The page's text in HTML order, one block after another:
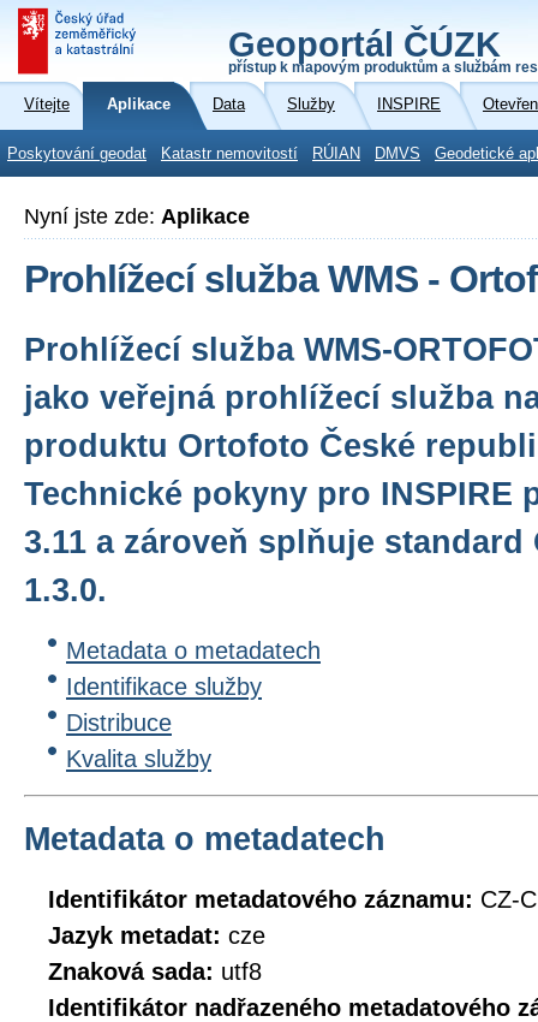
Geoportál ČÚZK
přístup k mapovým produktům a službám
Vítejte Aplikace Data Služby INSPIRE
Poskytování geodat Katastr nemovitostí RÚIAN DMVS Geodetické
Nyní jste zde: Aplikace
Prohlížecí služba WMS -
Prohlížecí služba WMS-
jako veřejná prohlížecí služba
produktu Ortofoto České
Technické pokyny pro INSPIRE
3.11 a zároveň splňuje standard
1.3.0.
Metadata o metadatech
Identifikace služby
Distribuce
Kvalita služby
Metadata o metadatech
Identifikátor metadatového záznamu: CZ-
Jazyk metadat: cze
Znaková sada: utf8
Identifikátor nadřazeného metadatového